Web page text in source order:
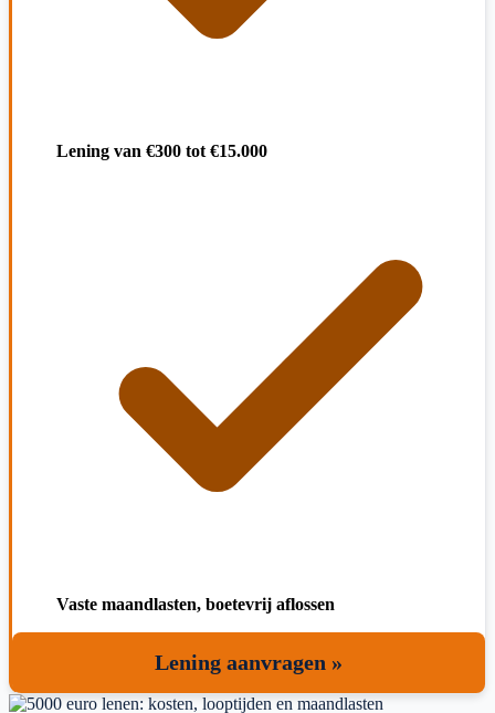
Lening van €300 tot €15.000
Vaste maandlasten, boetevrij aflossen
Lening aanvragen »